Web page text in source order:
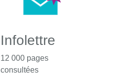
Infolettre
12 000 pages
consultées